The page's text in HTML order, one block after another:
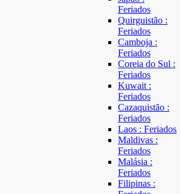
Feriados
Quirguistão :
Feriados
Camboja :
Feriados
Coreia do Sul :
Feriados
Kuwait :
Feriados
Cazaquistão :
Feriados
Laos : Feriados
Maldivas :
Feriados
Malásia :
Feriados
Filipinas :